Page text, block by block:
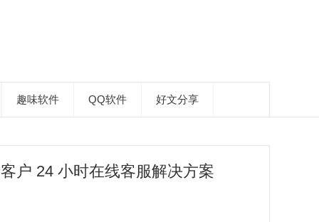
趣味软件 QQ软件 好文分享
户 24 小时在线客服解决方案